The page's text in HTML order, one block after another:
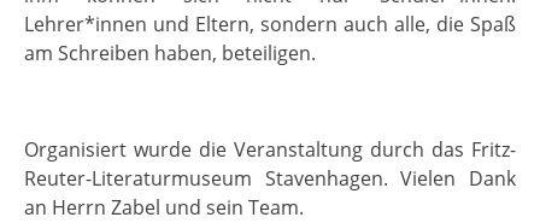
Lehrer*innen und Eltern, sondern auch alle, die Spaß
am Schreiben haben, beteiligen.
Organisiert wurde die Veranstaltung durch das Fritz-
Reuter-Literaturmuseum Stavenhagen. Vielen Dank
an Herrn Zabel und sein Team.